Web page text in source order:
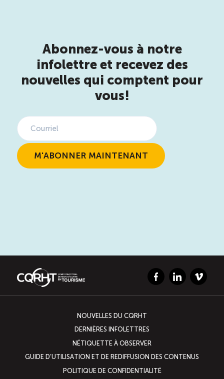
Abonnez-vous à notre
infolettre et recevez des
nouvelles qui comptent pour
vous!
FacebookLinkedInVimeo
NOUVELLES DU CQRHT
DERNIÈRES INFOLETTRES
NÉTIQUETTE À OBSERVER
GUIDE D’UTILISATION ET DE REDIFFUSION DES CONTENUS
POLITIQUE DE CONFIDENTIALITÉ